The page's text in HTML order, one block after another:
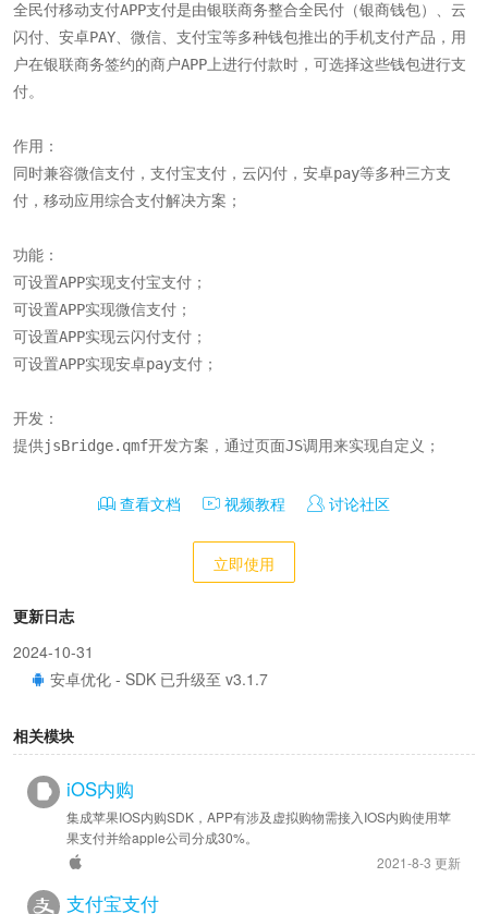
全民付移动支付APP支付是由银联商务整合全民付（银商钱包）、云
闪付、安卓PAY、微信、支付宝等多种钱包推出的手机支付产品，用
户在银联商务签约的商户APP上进行付款时，可选择这些钱包进行支
付。
作用：
同时兼容微信支付，支付宝支付，云闪付，安卓pay等多种三方支
付，移动应用综合支付解决方案；
功能：
可设置APP实现支付宝支付；
可设置APP实现微信支付；
可设置APP实现云闪付支付；
可设置APP实现安卓pay支付；
开发：
提供jsBridge.qmf开发方案，通过页面JS调用来实现自定义；
查看文档 视频教程 讨论社区
立即使用
更新日志
2024-10-31
安卓优化 - SDK 已升级至 v3.1.7
相关模块
iOS内购
集成苹果IOS内购SDK，APP有涉及虚拟购物需接入IOS内购使用苹
果支付并给apple公司分成30%。
2021-8-3 更新
支付宝支付